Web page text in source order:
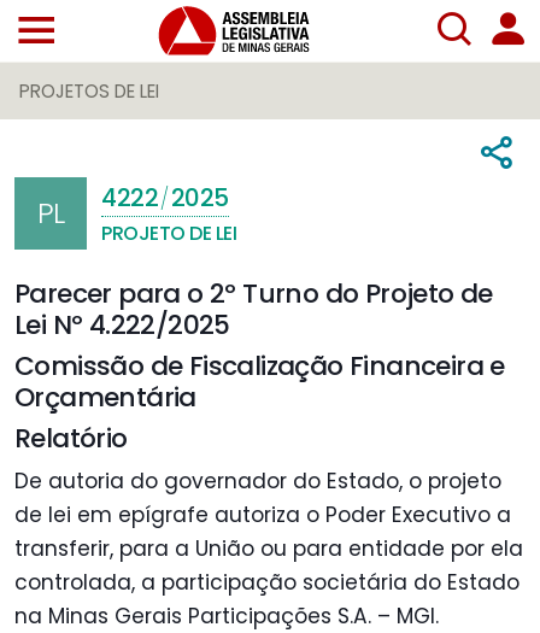
PROJETOS DE LEI
PL 4222/2025
PROJETO DE LEI
Parecer para o 2º Turno do Projeto de
Lei Nº 4.222/2025
Comissão de Fiscalização Financeira e
Orçamentária
Relatório
De autoria do governador do Estado, o projeto
de lei em epígrafe autoriza o Poder Executivo a
transferir, para a União ou para entidade por ela
controlada, a participação societária do Estado
na Minas Gerais Participações S.A. – MGI.